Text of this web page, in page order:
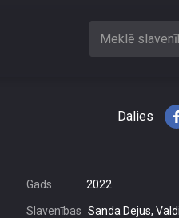
Meklē
Dalies
Gads 2022
Slavenības Sanda Dejus,